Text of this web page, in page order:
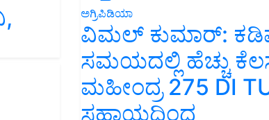
ಅಗ್ರಿಪಿಡಿಯಾ
ವಿಮಲ್ ಕುಮಾರ್:
ಸಮಯದಲ್ಲಿ ಹೆಚ್ಚು
ಮಹೀಂದ್ರ 275 DI
ಸಹಾಯದಿಂದ